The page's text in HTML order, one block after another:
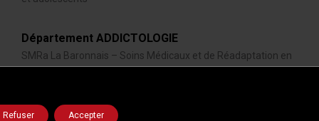
Département ADDICTOLOGIE
SMRa La Baronnais – Soins Médicaux et de Réadaptation en
Prévention en Addictologie
Accepter
Refuser